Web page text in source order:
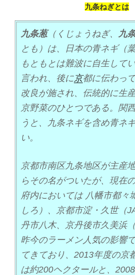
九条ねぎとは
九条葱（くじょうねぎ、 九
とも）は、日本の青ネギ（
もともとは難波に自生して
言われ、後に京都に伝わっ
改良が施され、伝統的に生
京野菜のひとつである。関
うと、九条ネギを含め青ネ
い。
京都市南区九条地区が主産
らその名がついたが、現在
府内においては 八幡市都々
しろ）、京都市淀・久世（
丹市八木、京丹後市久美浜
昨今のラーメン人気の影響
てきており、2013年度の京
は約200ヘクタールと、